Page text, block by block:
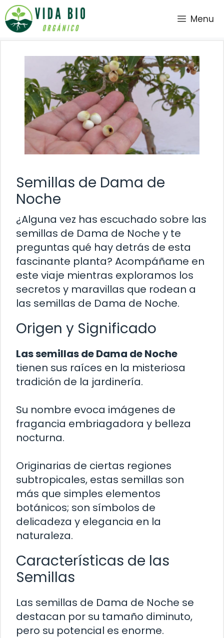
Saltar
al
contenido
Menu
Semillas de Dama de
Noche
¿Alguna vez has escuchado sobre las
semillas de Dama de Noche y te
preguntas qué hay detrás de esta
fascinante planta? Acompáñame en
este viaje mientras exploramos los
secretos y maravillas que rodean a
las semillas de Dama de Noche.
Origen y Significado
Las semillas de Dama de Noche
tienen sus raíces en la misteriosa
tradición de la jardinería.
Su nombre evoca imágenes de
fragancia embriagadora y belleza
nocturna.
Originarias de ciertas regiones
subtropicales, estas semillas son
más que simples elementos
botánicos; son símbolos de
delicadeza y elegancia en la
naturaleza.
Características de las
Semillas
Las semillas de Dama de Noche se
destacan por su tamaño diminuto,
pero su potencial es enorme.